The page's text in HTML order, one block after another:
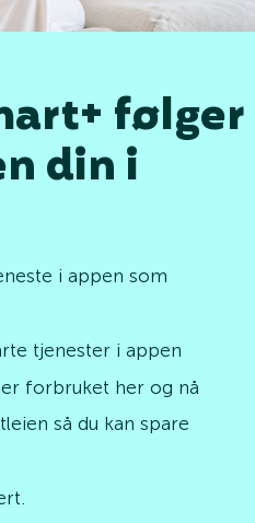
følger
din i
i appen som
tjenester i appen
forbruket her og nå
så du kan spare